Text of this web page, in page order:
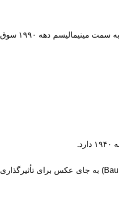
برای مثال، فونت‌های اسکریپت داینر دهه ۱۹۵۰ فوراً حس و حال تجاری و دوستانه آن دهه را القا می ‌کنند، در حالی که فونت‌های سن ‌سریف گرد و تمیز، بیننده را مستقیماً به سمت مینیمالیسم دهه ۱۹۹۰ سوق
در بخش تصویرسازی رترو، یک گرافیک مناسب می ‌تواند فوراً حس وینتج را به طرح ببخشد. پوسترهای دهه ۶۰ اغلب از گرافیک‌های هندسی می گرفتند و از باهاوس (Bauhaus) به جای عکس برای تأثیرگذاری